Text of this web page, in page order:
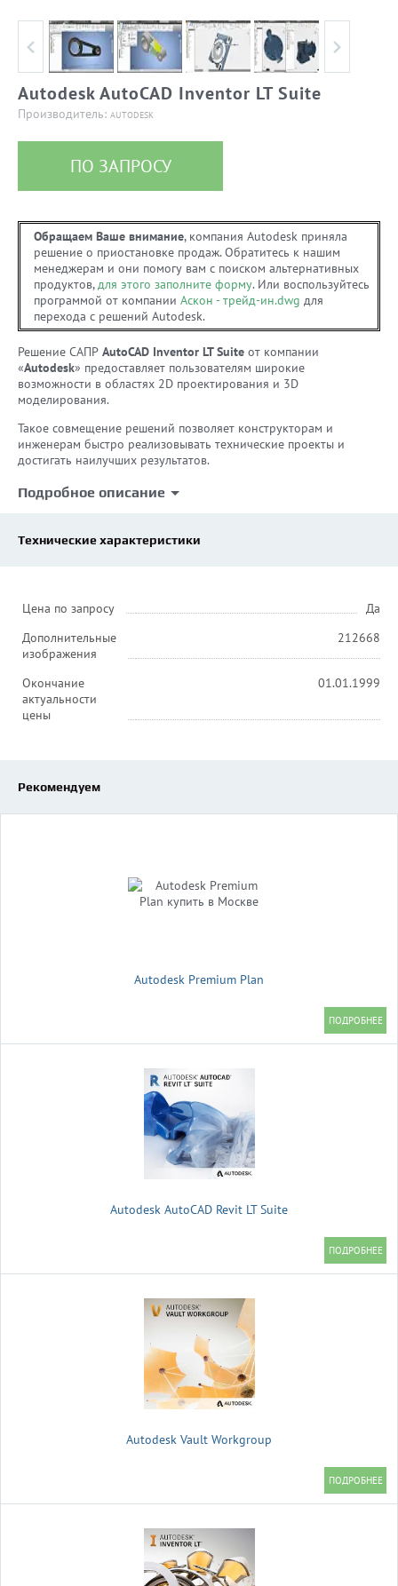
Autodesk AutoCAD Inventor LT Suite
Производитель: AUTODESK
ПО ЗАПРОСУ
Обращаем Ваше внимание, компания Autodesk приняла
решение о приостановке продаж. Обратитесь к нашим
менеджерам и они помогу вам с поиском альтернативных
продуктов,для этого заполните форму. Или воспользуйтесь
программой от компании Аскон - трейд-ин.dwg для
перехода с решений Autodesk.
Решение САПР AutoCAD Inventor LT Suite от компании
«Autodesk» предоставляет пользователям широкие
возможности в областях 2D проектирования и 3D
моделирования.
Такое совмещение решений позволяет конструкторам и
инженерам быстро реализовывать технические проекты и
достигать наилучших результатов.
Подробное описание
Технические характеристики
Цена по запросу
Да
Дополнительные
изображения
212668
Окончание
актуальности
цены
01.01.1999
Рекомендуем
Autodesk Premium Plan
Autodesk AutoCAD Revit LT Suite
Autodesk Vault Workgroup